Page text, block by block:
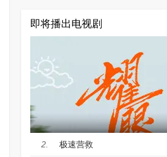
即将播出电视剧
2.
极速营救